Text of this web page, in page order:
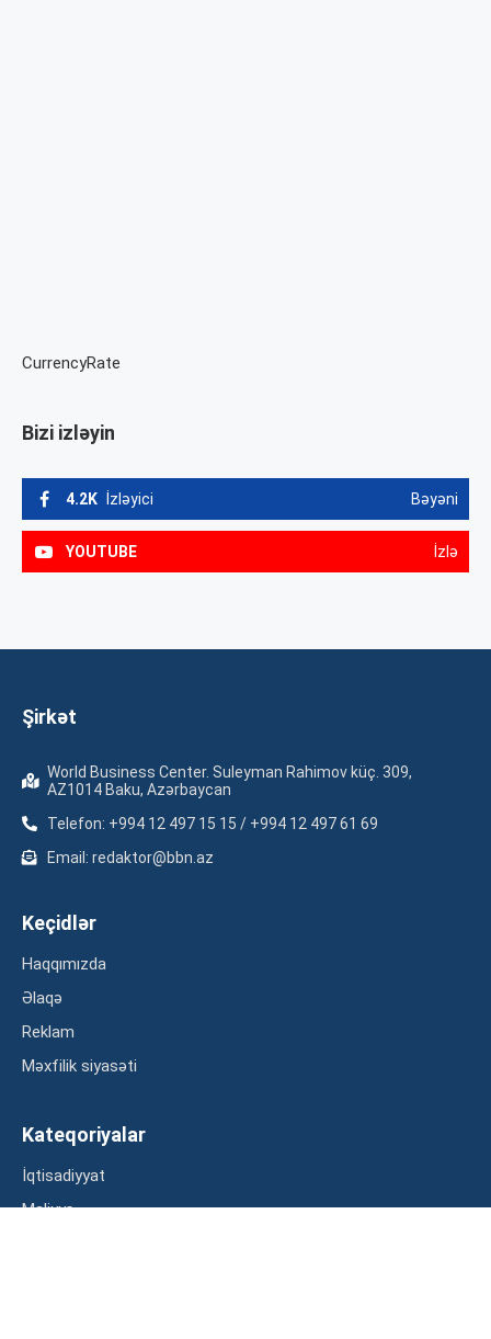
CurrencyRate
Bizi izləyin
4.2K İzləyici Bəyəni
YOUTUBE İzlə
Şirkət
World Business Center. Suleyman Rahimov küç. 309,
AZ1014 Baku, Azərbaycan
Telefon: +994 12 497 15 15 / +994 12 497 61 69
Email: redaktor@bbn.az
Keçidlər
Haqqımızda
Əlaqə
Reklam
Məxfilik siyasəti
Kateqoriyalar
İqtisadiyyat
Maliyyə